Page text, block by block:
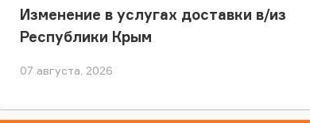
Изменение в услугах доставки в/из
Республики Крым
07 августа, 2026